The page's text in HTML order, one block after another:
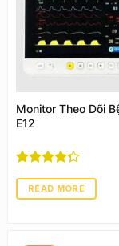
Monitor Theo Dõi
E12
Rated4
out of 5
READ MORE